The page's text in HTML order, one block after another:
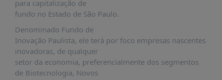
DADOS
FRENTE
PARLAMENTAR
SOBRE
A
para capitalização de
fundo no Estado de São Paulo.
Denominado Fundo de
Inovação Paulista, ele terá por foco empresas nascentes
inovadoras, de qualquer
setor da economia, preferencialmente dos segmentos
de Biotecnologia, Novos